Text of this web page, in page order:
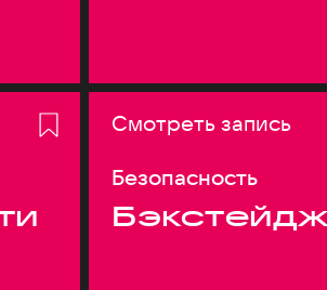
Смотреть запись
Безопасность
Бэкстейдж